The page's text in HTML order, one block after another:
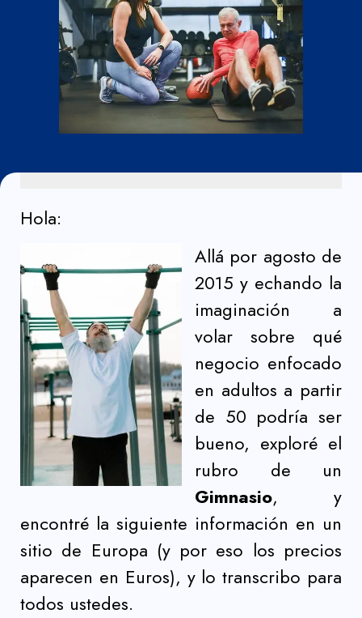
Hola:
Allá por agosto de
2015 y echando la
imaginación a
volar sobre qué
negocio enfocado
en adultos a partir
de 50 podría ser
bueno, exploré el
rubro de un
Gimnasio, y
encontré la siguiente información en un
sitio de Europa (y por eso los precios
aparecen en Euros), y lo transcribo para
todos ustedes.